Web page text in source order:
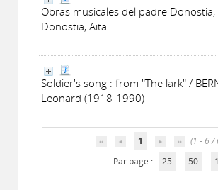
Obras musicales del padre
Donostia, Aita
Soldier's song : from "The lark" /
Leonard (1918-1990)
1
(1 - 6 /
Par page :
25 50